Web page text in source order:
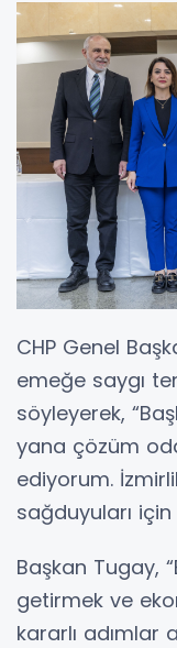
CHP Genel
emeğe saygı
söyleyerek,
yana çözüm
ediyorum.
sağduyuları
Başkan Tugay,
getirmek ve
kararlı adımlar